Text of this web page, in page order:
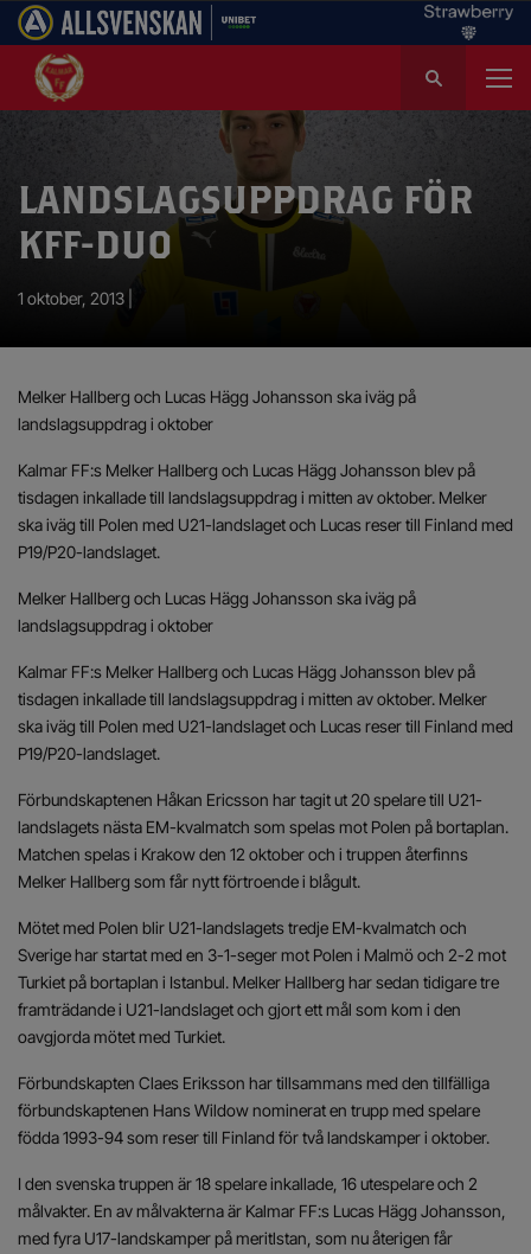
k
t
LANDSLAGSUPPDRAG FÖR
KFF-DUO
1 oktober, 2013 |
Melker Hallberg och Lucas Hägg Johansson ska iväg på
landslagsuppdrag i oktober
Kalmar FF:s Melker Hallberg och Lucas Hägg Johansson blev på
tisdagen inkallade till landslagsuppdrag i mitten av oktober. Melker
ska iväg till Polen med U21-landslaget och Lucas reser till Finland med
P19/P20-landslaget.
Melker Hallberg och Lucas Hägg Johansson ska iväg på
landslagsuppdrag i oktober
Kalmar FF:s Melker Hallberg och Lucas Hägg Johansson blev på
tisdagen inkallade till landslagsuppdrag i mitten av oktober. Melker
ska iväg till Polen med U21-landslaget och Lucas reser till Finland med
P19/P20-landslaget.
Förbundskaptenen Håkan Ericsson har tagit ut 20 spelare till U21-
landslagets nästa EM-kvalmatch som spelas mot Polen på bortaplan.
Matchen spelas i Krakow den 12 oktober och i truppen återfinns
Melker Hallberg som får nytt förtroende i blågult.
Mötet med Polen blir U21-landslagets tredje EM-kvalmatch och
Sverige har startat med en 3-1-seger mot Polen i Malmö och 2-2 mot
Turkiet på bortaplan i Istanbul. Melker Hallberg har sedan tidigare tre
framträdande i U21-landslaget och gjort ett mål som kom i den
oavgjorda mötet med Turkiet.
Förbundskapten Claes Eriksson har tillsammans med den tillfälliga
förbundskaptenen Hans Wildow nominerat en trupp med spelare
födda 1993-94 som reser till Finland för två landskamper i oktober.
I den svenska truppen är 18 spelare inkallade, 16 utespelare och 2
målvakter. En av målvakterna är Kalmar FF:s Lucas Hägg Johansson,
med fyra U17-landskamper på meritlstan, som nu återigen får